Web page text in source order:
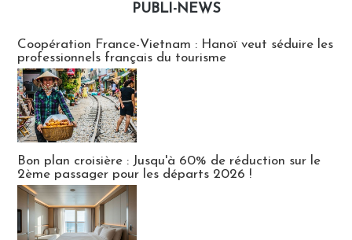
PUBLI-NEWS
Coopération France-Vietnam : Hanoï veut séduire les
professionnels français du tourisme
Bon plan croisière : Jusqu'à 60% de réduction sur le
2ème passager pour les départs 2026 !